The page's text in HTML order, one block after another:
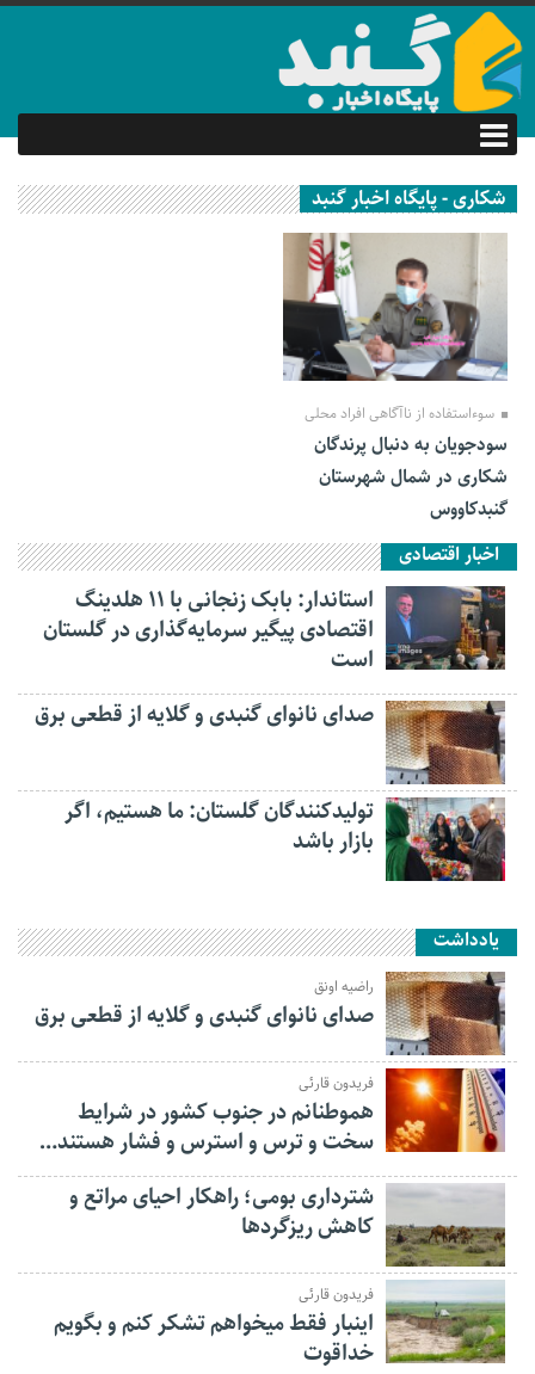
شکاری - پایگاه اخبار گنبد
23 خرداد 1400
سوءاستفاده از ناآگاهی افراد محلی
سودجویان به دنبال پرندگان
شکاری در شمال شهرستان
گنبدکاووس
اخبار اقتصادی
استاندار: بابک زنجانی با ۱۱ هلدینگ
اقتصادی پیگیر سرمایه‌گذاری در گلستان
است
صدای نانوای گنبدی و گلایه از قطعی برق
تولیدکنندگان گلستان: ما هستیم، اگر
بازار باشد
یادداشت
راضیه اونق
صدای نانوای گنبدی و گلایه از قطعی برق
فریدون قارئی
هموطنانم در جنوب کشور در شرایط
سخت و ترس و استرس و فشار هستند…
شترداری بومی؛ راهکار احیای مراتع و
کاهش ریزگردها
فریدون قارئی
اینبار فقط میخواهم تشکر کنم و بگویم
خداقوت